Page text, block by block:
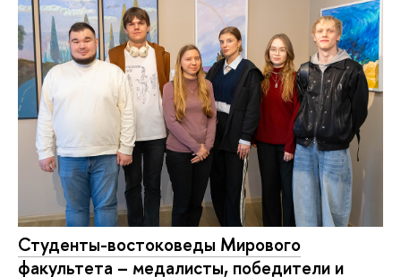
Студенты-востоковеды Мирового
факультета – медалисты, победители и